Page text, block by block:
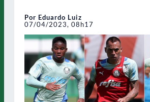
Por Eduardo Luiz
07/04/2023, 08h17